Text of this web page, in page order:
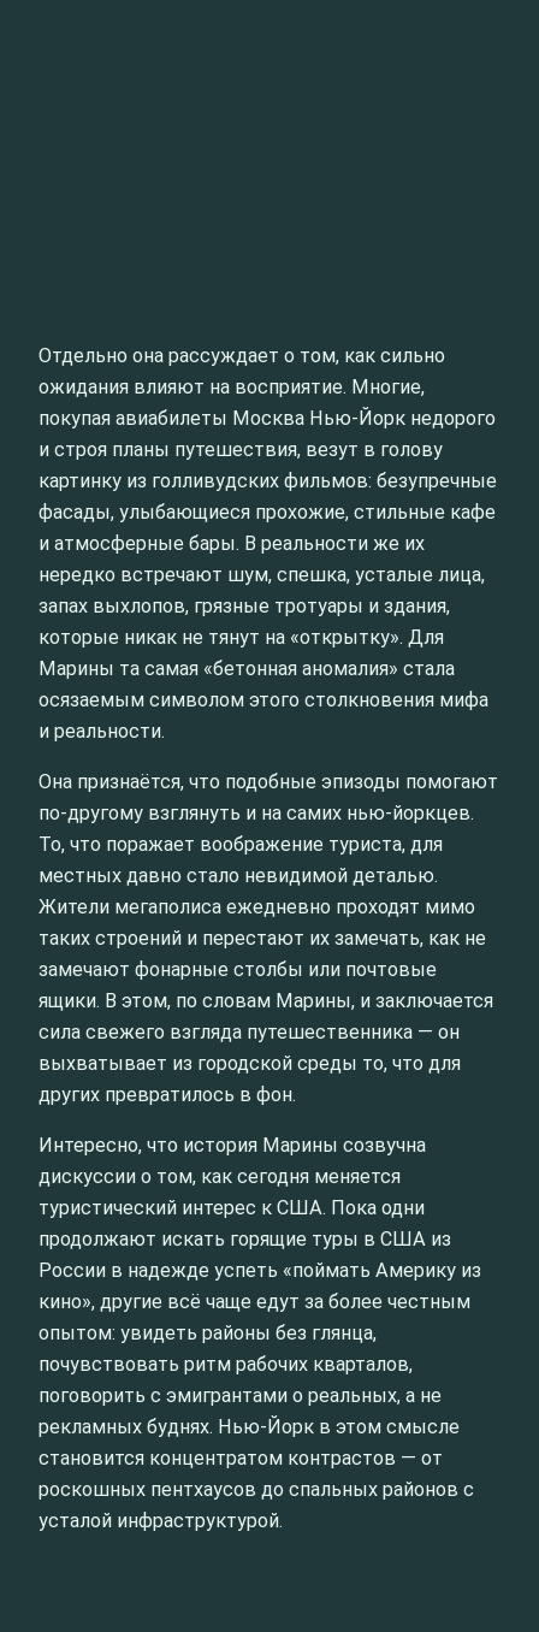
Отдельно она рассуждает о том, как сильно
ожидания влияют на восприятие. Многие,
покупая авиабилеты Москва Нью-Йорк недорого
и строя планы путешествия, везут в голову
картинку из голливудских фильмов: безупречные
фасады, улыбающиеся прохожие, стильные кафе
и атмосферные бары. В реальности же их
нередко встречают шум, спешка, усталые лица,
запах выхлопов, грязные тротуары и здания,
которые никак не тянут на «открытку». Для
Марины та самая «бетонная аномалия» стала
осязаемым символом этого столкновения мифа
и реальности.
Она признаётся, что подобные эпизоды помогают
по-другому взглянуть и на самих нью-йоркцев.
То, что поражает воображение туриста, для
местных давно стало невидимой деталью.
Жители мегаполиса ежедневно проходят мимо
таких строений и перестают их замечать, как не
замечают фонарные столбы или почтовые
ящики. В этом, по словам Марины, и заключается
сила свежего взгляда путешественника — он
выхватывает из городской среды то, что для
других превратилось в фон.
Интересно, что история Марины созвучна
дискуссии о том, как сегодня меняется
туристический интерес к США. Пока одни
продолжают искать горящие туры в США из
России в надежде успеть «поймать Америку из
кино», другие всё чаще едут за более честным
опытом: увидеть районы без глянца,
почувствовать ритм рабочих кварталов,
поговорить с эмигрантами о реальных, а не
рекламных буднях. Нью-Йорк в этом смысле
становится концентратом контрастов — от
роскошных пентхаусов до спальных районов с
усталой инфраструктурой.